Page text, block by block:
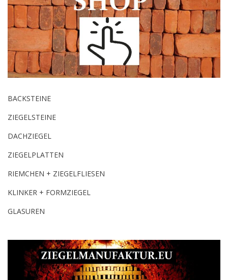
BACKSTEINE
ZIEGELSTEINE
DACHZIEGEL
ZIEGELPLATTEN
RIEMCHEN + ZIEGELFLIESEN
KLINKER + FORMZIEGEL
GLASUREN